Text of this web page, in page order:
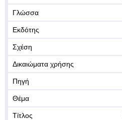
Γλώσσα
Εκδότης
Σχέση
Δικαιώματα χρήσης
Πηγή
Θέμα
Τίτλος